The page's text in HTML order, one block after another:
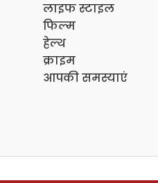
लाइफ स्टाइल
फिल्म
हेल्थ
क्राइम
आपकी समस्याएं